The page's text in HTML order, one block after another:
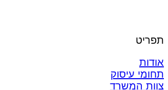
תפריט
אודות
תחומי עיסוק
צוות המשרד